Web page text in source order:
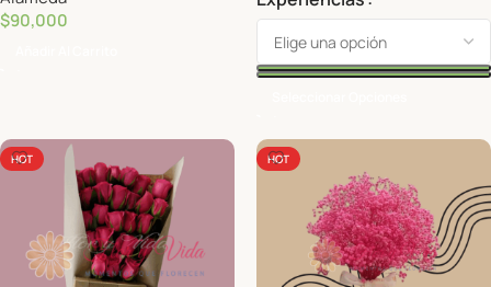
$90,000
HOT HOT